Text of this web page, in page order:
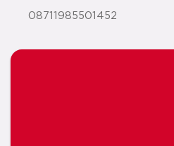
08711985501452